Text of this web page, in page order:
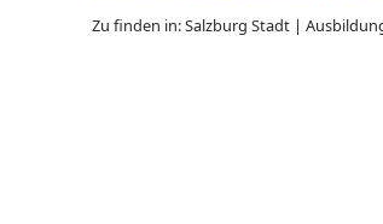
Zu finden in:Salzburg Stadt |